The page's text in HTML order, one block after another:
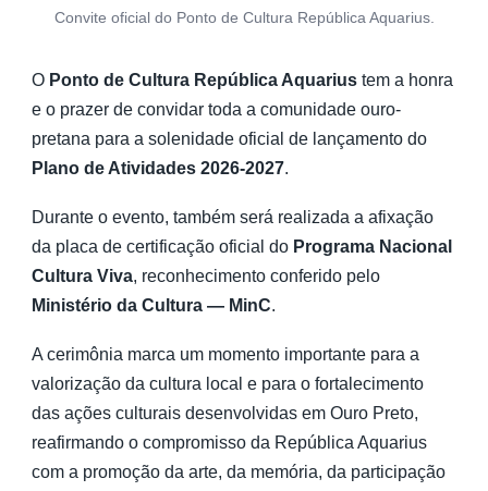
Convite oficial do Ponto de Cultura República Aquarius.
O Ponto de Cultura República Aquarius tem a honra
e o prazer de convidar toda a comunidade ouro-
pretana para a solenidade oficial de lançamento do
Plano de Atividades 2026-2027.
Durante o evento, também será realizada a afixação
da placa de certificação oficial do Programa Nacional
Cultura Viva, reconhecimento conferido pelo
Ministério da Cultura — MinC.
A cerimônia marca um momento importante para a
valorização da cultura local e para o fortalecimento
das ações culturais desenvolvidas em Ouro Preto,
reafirmando o compromisso da República Aquarius
com a promoção da arte, da memória, da participação